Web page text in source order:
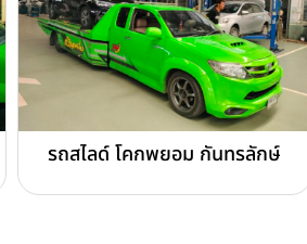
รถสไลด์ โคกพยอม กันทรลักษ์